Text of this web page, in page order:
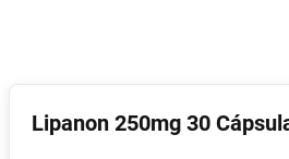
Lipanon 250mg 30
5º Fralda G
6º Shampoo